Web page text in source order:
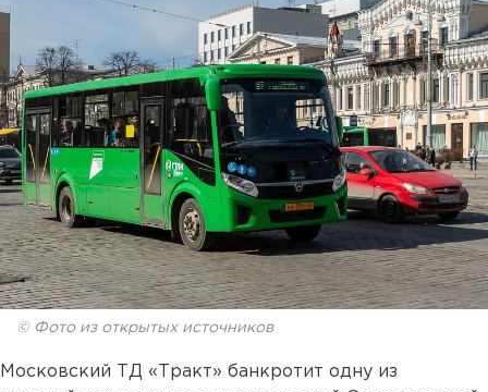
© Фото из открытых источников
Московский ТД «Тракт» банкротит одну из